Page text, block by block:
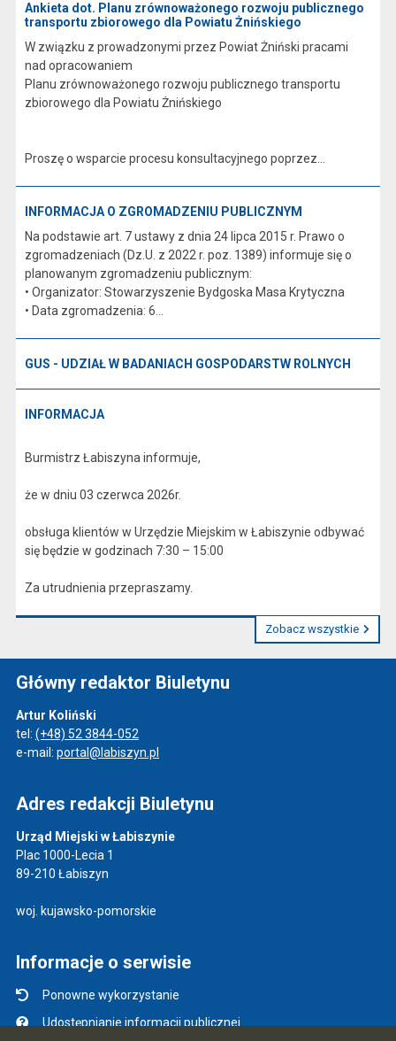
Ankieta dot. Planu zrównoważonego rozwoju publicznego
transportu zbiorowego dla Powiatu Żnińskiego
W związku z prowadzonymi przez Powiat Żniński pracami
nad opracowaniem
Planu zrównoważonego rozwoju publicznego transportu
zbiorowego dla Powiatu Żnińskiego
Proszę o wsparcie procesu konsultacyjnego poprzez...
INFORMACJA O ZGROMADZENIU PUBLICZNYM
Na podstawie art. 7 ustawy z dnia 24 lipca 2015 r. Prawo o
zgromadzeniach (Dz.U. z 2022 r. poz. 1389) informuje się o
planowanym zgromadzeniu publicznym:
• Organizator: Stowarzyszenie Bydgoska Masa Krytyczna
• Data zgromadzenia: 6...
GUS - UDZIAŁ W BADANIACH GOSPODARSTW ROLNYCH
INFORMACJA
Burmistrz Łabiszyna informuje,
że w dniu 03 czerwca 2026r.
obsługa klientów w Urzędzie Miejskim w Łabiszynie odbywać
się będzie w godzinach 7:30 – 15:00
Za utrudnienia przepraszamy.
Zobacz wszystkie
Główny redaktor Biuletynu
Artur Koliński
tel: (+48) 52 3844-052
e-mail: portal@labiszyn.pl
Adres redakcji Biuletynu
Urząd Miejski w Łabiszynie
Plac 1000-Lecia 1
89-210 Łabiszyn
woj. kujawsko-pomorskie
Informacje o serwisie
Ponowne wykorzystanie
Udostępnianie informacji publicznej